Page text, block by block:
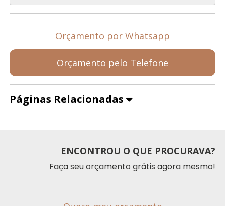
Orçamento por Whatsapp
Orçamento pelo Telefone
Páginas Relacionadas
ENCONTROU O QUE PROCURAVA?
Faça seu orçamento grátis agora mesmo!